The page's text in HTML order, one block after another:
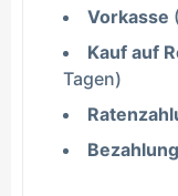
Vorkasse
Kauf auf
Tagen)